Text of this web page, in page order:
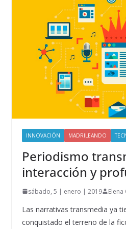
INNOVACIÓN MADRILEANDO
Periodismo
interacción y
sábado, 5 | enero | 2019
Las narrativas transmedia ya
conquistado el terreno de la